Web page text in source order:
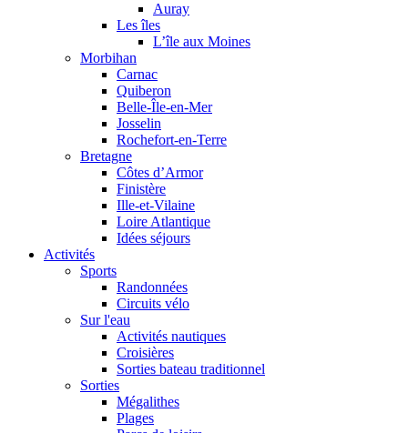
Auray
Les îles
L’île aux Moines
Morbihan
Carnac
Quiberon
Belle-Île-en-Mer
Josselin
Rochefort-en-Terre
Bretagne
Côtes d’Armor
Finistère
Ille-et-Vilaine
Loire Atlantique
Idées séjours
Activités
Sports
Randonnées
Circuits vélo
Sur l'eau
Activités nautiques
Croisières
Sorties bateau traditionnel
Sorties
Mégalithes
Plages